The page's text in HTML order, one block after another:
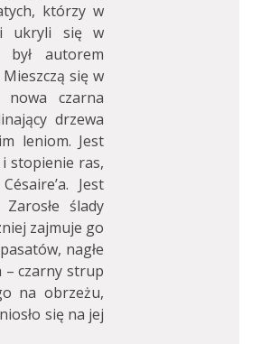
którzy w
i ukryli się w
był autorem
się w
czarna
drzewa
leniom. Jest
stopienie ras,
Jest
ślady
zajmuje go
nagłe
– czarny strup
na obrzeżu,
się na jej